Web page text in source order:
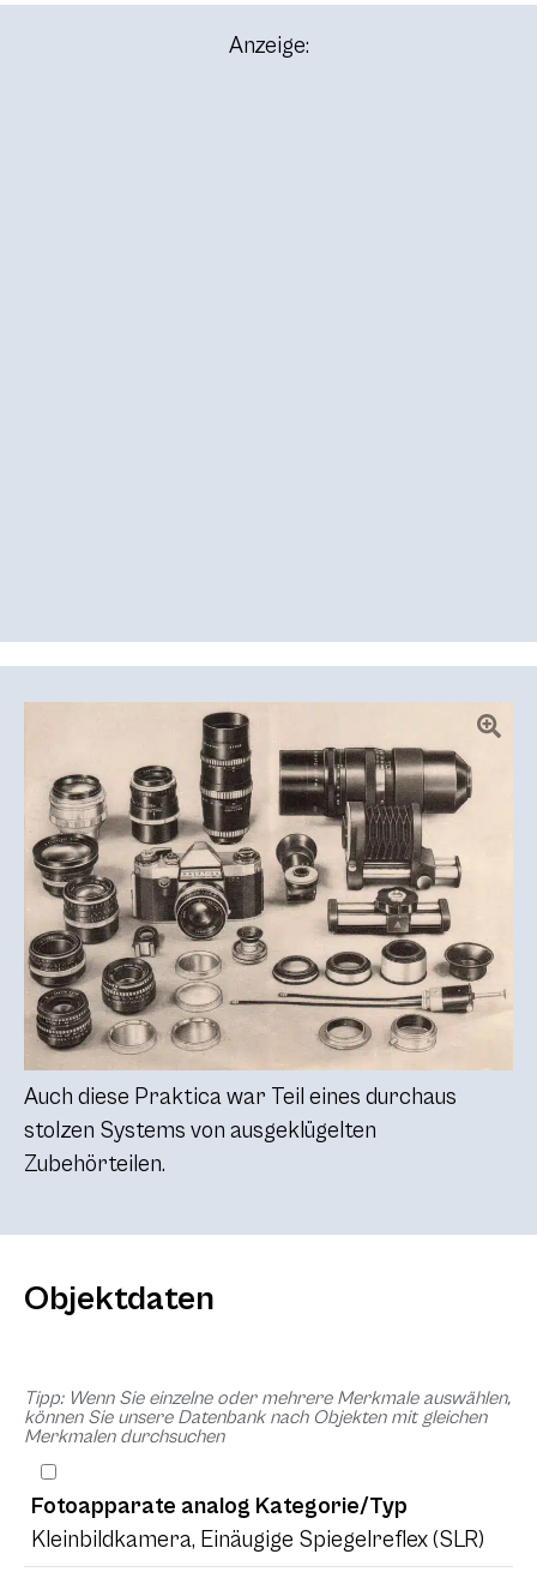
Anzeige:
Auch diese Praktica war Teil eines durchaus
stolzen Systems von ausgeklügelten
Zubehörteilen.
Objektdaten
Tipp: Wenn Sie einzelne oder mehrere Merkmale auswählen,
können Sie unsere Datenbank nach Objekten mit gleichen
Merkmalen durchsuchen
Fotoapparate analog Kategorie/Typ
Kleinbildkamera, Einäugige Spiegelreflex (SLR)